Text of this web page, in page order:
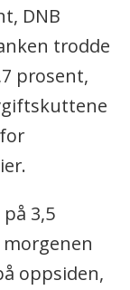
DNB
trodde
prosent,
3,5
oppsiden,